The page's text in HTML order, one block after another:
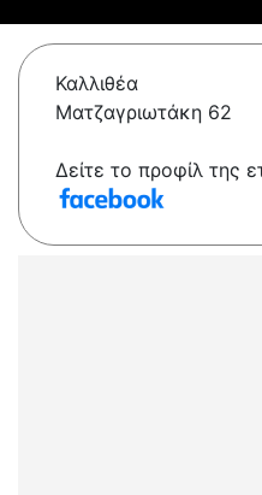
Καλλιθέα
Ματζαγριωτάκη 62
Δείτε το προφίλ της